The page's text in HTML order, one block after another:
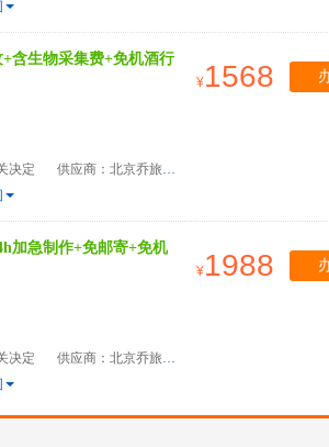
含生物采集费+免机酒行
决定
供应商：北京乔旅国际旅游管理有限公司
1568
加急制作+免邮寄+免机
决定
供应商：北京乔旅国际旅游管理有限公司
1988